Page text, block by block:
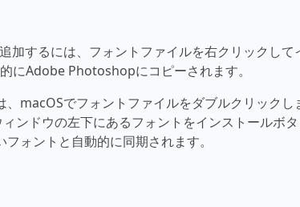
するには、フォントファイルを右クリックして
にAdobe Photoshopにコピーされます。
macOSでフォントファイルをダブルクリックし
ンドウの左下にあるフォントをインストールボ
ォントと自動的に同期されます。